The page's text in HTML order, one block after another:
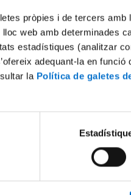
pròpies i de tercers
web amb determinades
estadístiques (analitzar
adequant-la en
la Política de galetes